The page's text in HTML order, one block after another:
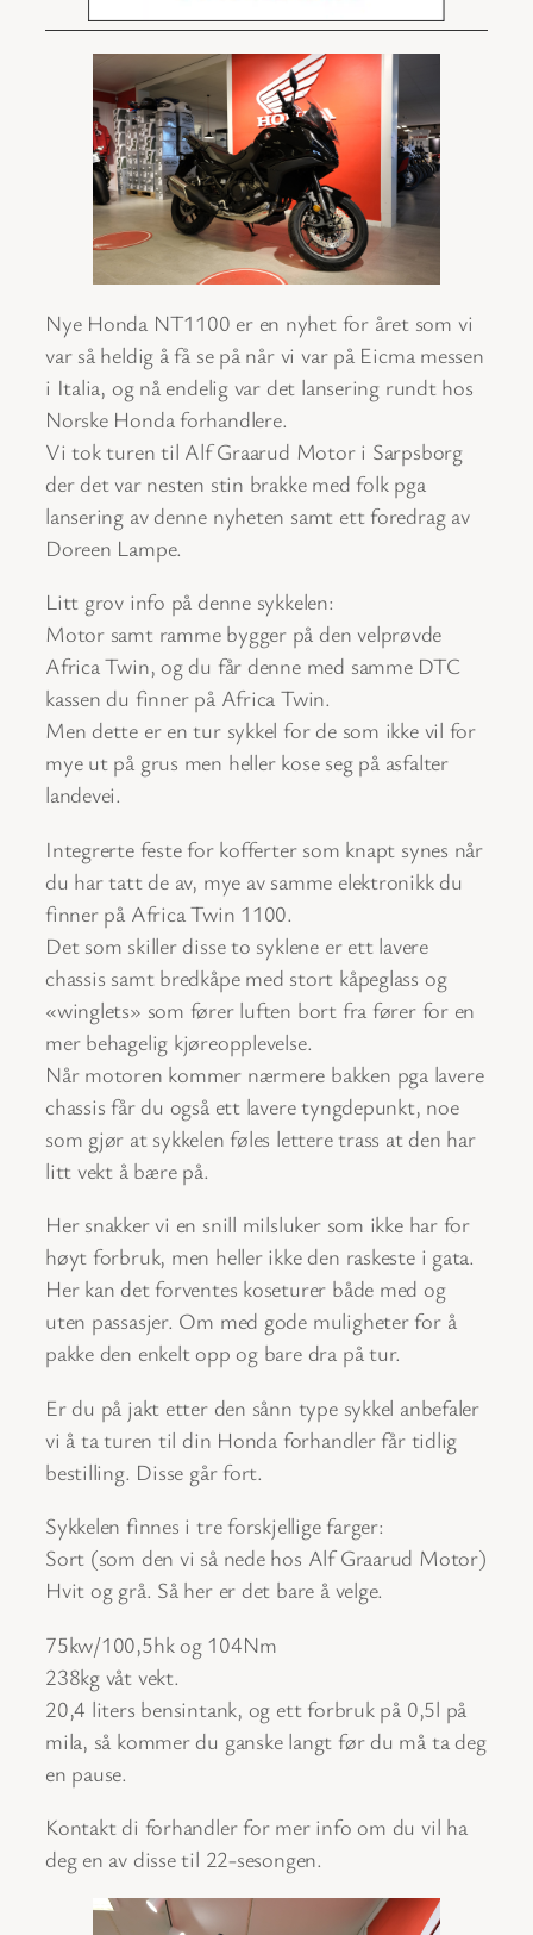
Nye Honda NT1100 er en nyhet for året som vi
var så heldig å få se på når vi var på Eicma messen
i Italia, og nå endelig var det lansering rundt hos
Norske Honda forhandlere.
Vi tok turen til Alf Graarud Motor i Sarpsborg
der det var nesten stin brakke med folk pga
lansering av denne nyheten samt ett foredrag av
Doreen Lampe.
Litt grov info på denne sykkelen:
Motor samt ramme bygger på den velprøvde
Africa Twin, og du får denne med samme DTC
kassen du finner på Africa Twin.
Men dette er en tur sykkel for de som ikke vil for
mye ut på grus men heller kose seg på asfalter
landevei.
Integrerte feste for kofferter som knapt synes når
du har tatt de av, mye av samme elektronikk du
finner på Africa Twin 1100.
Det som skiller disse to syklene er ett lavere
chassis samt bredkåpe med stort kåpeglass og
«winglets» som fører luften bort fra fører for en
mer behagelig kjøreopplevelse.
Når motoren kommer nærmere bakken pga lavere
chassis får du også ett lavere tyngdepunkt, noe
som gjør at sykkelen føles lettere trass at den har
litt vekt å bære på.
Her snakker vi en snill milsluker som ikke har for
høyt forbruk, men heller ikke den raskeste i gata.
Her kan det forventes koseturer både med og
uten passasjer. Om med gode muligheter for å
pakke den enkelt opp og bare dra på tur.
Er du på jakt etter den sånn type sykkel anbefaler
vi å ta turen til din Honda forhandler får tidlig
bestilling. Disse går fort.
Sykkelen finnes i tre forskjellige farger:
Sort (som den vi så nede hos Alf Graarud Motor)
Hvit og grå. Så her er det bare å velge.
75kw/100,5hk og 104Nm
238kg våt vekt.
20,4 liters bensintank, og ett forbruk på 0,5l på
mila, så kommer du ganske langt før du må ta deg
en pause.
Kontakt di forhandler for mer info om du vil ha
deg en av disse til 22-sesongen.